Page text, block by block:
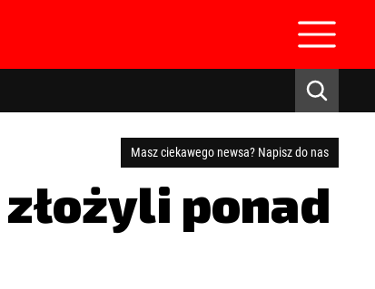
Masz ciekawego newsa? Napisz do nas
złożyli ponad